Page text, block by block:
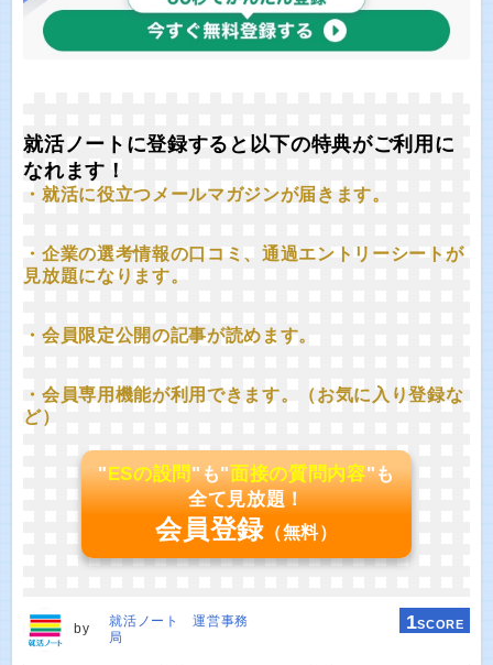
就活ノートに登録すると以下の特典がご利用に
なれます！
・就活に役立つメールマガジンが届きます。
・企業の選考情報の口コミ、通過エントリーシートが
見放題になります。
・会員限定公開の記事が読めます。
・会員専用機能が利用できます。（お気に入り登録な
ど）
"ESの設問"も"面接の質問内容"も
全て見放題！
会員登録 （無料）
by
就活ノート 運営事務
局
1SCORE